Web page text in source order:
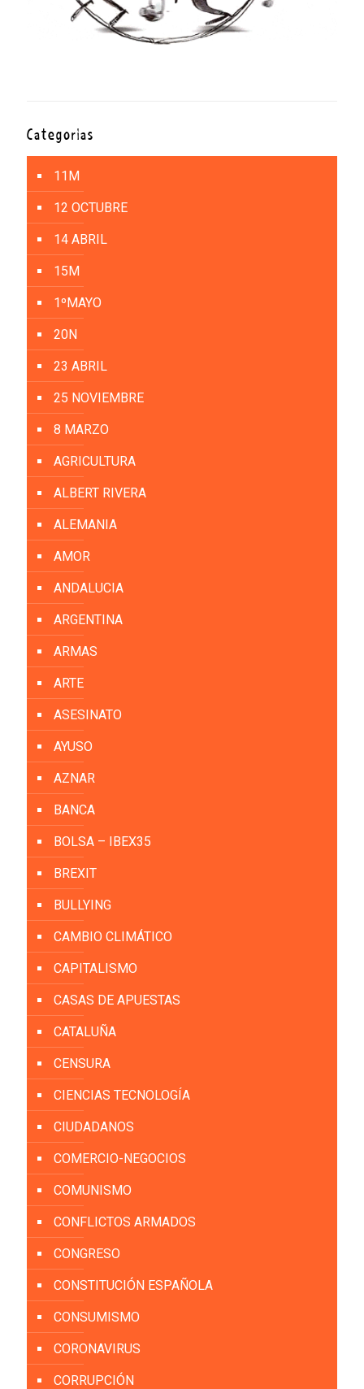
Categorías
11M
12 OCTUBRE
14 ABRIL
15M
1ºMAYO
20N
23 ABRIL
25 NOVIEMBRE
8 MARZO
AGRICULTURA
ALBERT RIVERA
ALEMANIA
AMOR
ANDALUCIA
ARGENTINA
ARMAS
ARTE
ASESINATO
AYUSO
AZNAR
BANCA
BOLSA – IBEX35
BREXIT
BULLYING
CAMBIO CLIMÁTICO
CAPITALISMO
CASAS DE APUESTAS
CATALUÑA
CENSURA
CIENCIAS TECNOLOGÍA
CIUDADANOS
COMERCIO-NEGOCIOS
COMUNISMO
CONFLICTOS ARMADOS
CONGRESO
CONSTITUCIÓN ESPAÑOLA
CONSUMISMO
CORONAVIRUS
CORRUPCIÓN